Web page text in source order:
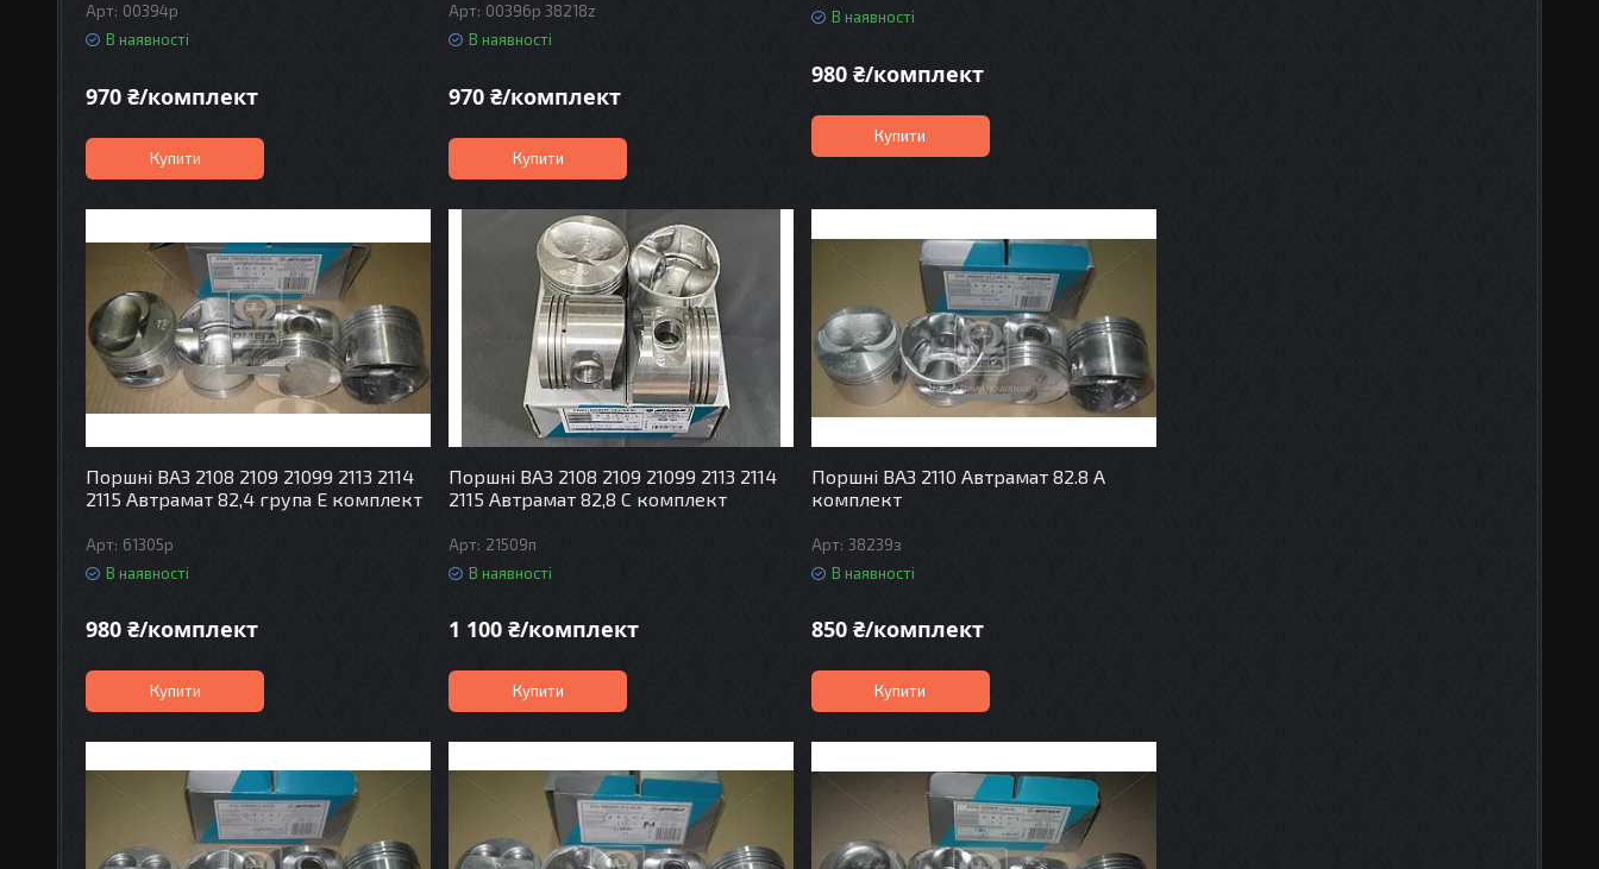
00394p
В наявності
970 ₴/комплект
Купити
00396p 38218z
В наявності
970 ₴/комплект
Купити
В наявності
980 ₴/комплект
Купити
Поршні ВАЗ 2108 2109 21099 2113 2114
2115 Автрамат 82,4 група Е комплект
61305p
В наявності
980 ₴/комплект
Купити
Поршні ВАЗ 2108 2109 21099 2113 2114
2115 Автрамат 82,8 С комплект
21509п
В наявності
1 100 ₴/комплект
Купити
Поршні ВАЗ 2110 Автрамат 82.8 А
комплект
38239з
В наявності
850 ₴/комплект
Купити